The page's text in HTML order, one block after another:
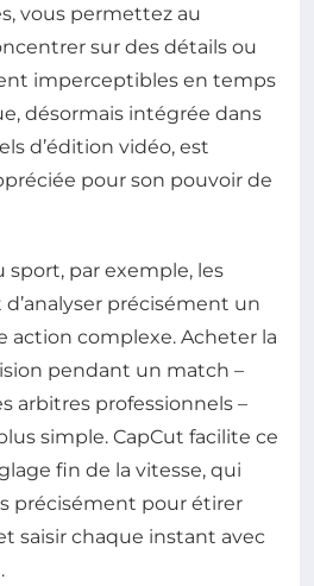
vous permettez au
sur des détails ou
imperceptibles en temps
désormais intégrée dans
d’édition vidéo, est
pour son pouvoir de
sport, par exemple, les
précisément un
action complexe. Acheter la
pendant un match –
arbitres professionnels –
simple. CapCut facilite ce
fin de la vitesse, qui
précisément pour étirer
saisir chaque instant avec